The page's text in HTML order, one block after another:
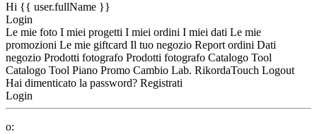
Hi {{ user.fullName }}
Login
Le mie foto I miei progetti I miei ordini I miei dati Le mie
promozioni Le mie giftcard Il tuo negozio Report ordini Dati
negozio Prodotti fotografo Prodotti fotografo Catalogo Tool
Catalogo Tool Piano Promo Cambio Lab. RikordaTouch Logout
Hai dimenticato la password? Registrati
Login
o: